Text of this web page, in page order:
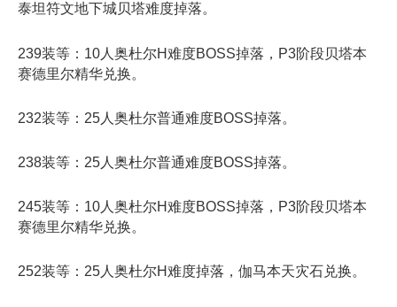
泰坦符文地下城贝塔难度掉落。
239装等：10人奥杜尔H难度BOSS掉落，P3阶段贝塔本
赛德里尔精华兑换。
232装等：25人奥杜尔普通难度BOSS掉落。
238装等：25人奥杜尔普通难度BOSS掉落。
245装等：10人奥杜尔H难度BOSS掉落，P3阶段贝塔本
赛德里尔精华兑换。
252装等：25人奥杜尔H难度掉落，伽马本天灾石兑换。